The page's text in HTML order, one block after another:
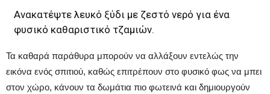
Ανακατέψτε λευκό ξύδι με ζεστό νερό για ένα
φυσικό καθαριστικό τζαμιών.
Τα καθαρά παράθυρα μπορούν να αλλάξουν εντελώς την
εικόνα ενός σπιτιού, καθώς επιτρέπουν στο φυσικό φως να μπει
στον χώρο, κάνουν τα δωμάτια πιο φωτεινά και δημιουργούν